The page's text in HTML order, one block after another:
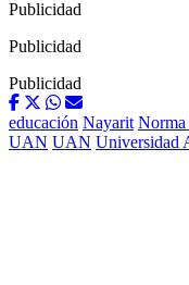
Publicidad
Publicidad
Publicidad
educación Nayarit
UAN UAN Universidad